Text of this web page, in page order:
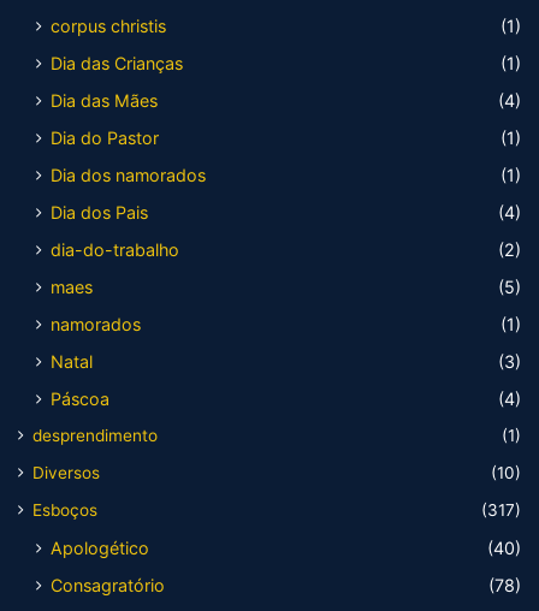
corpus christis
(1)
Dia das Crianças
(1)
Dia das Mães
(4)
Dia do Pastor
(1)
Dia dos namorados
(1)
Dia dos Pais
(4)
dia-do-trabalho
(2)
maes
(5)
namorados
(1)
Natal
(3)
Páscoa
(4)
desprendimento
(1)
Diversos
(10)
Esboços
(317)
Apologético
(40)
Consagratório
(78)